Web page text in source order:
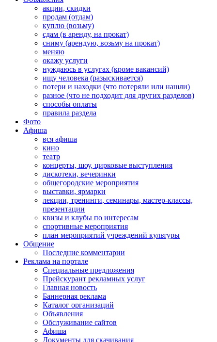
акции, скидки
продам (отдам)
куплю (возьму)
сдам (в аренду, на прокат)
сниму (арендую, возьму на прокат)
меняю
окажу услуги
нуждаюсь в услугах (кроме вакансий)
ищу человека (разыскивается)
потери и находки (что потеряли или нашли)
разное (что не подходит для других разделов)
способы оплаты
правила раздела
Фото
Афиша
вся афиша
кино
театр
концерты, шоу, цирковые выступления
дискотеки, вечеринки
общегородские мероприятия
выставки, ярмарки
лекции, тренинги, семинары, мастер-классы,
презентации
квизы и клубы по интересам
спортивные мероприятия
план мероприятий учреждений культуры
Общение
Последние комментарии
Реклама на портале
Специальные предложения
Прейскурант рекламных услуг
Главная новость
Баннерная реклама
Каталог организаций
Объявления
Обслуживание сайтов
Афиша
Документы для скачивания